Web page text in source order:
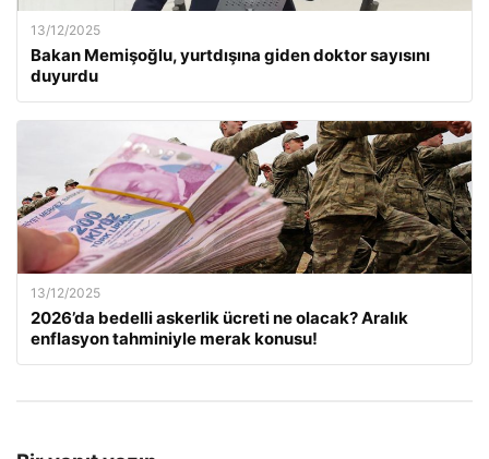
13/12/2025
Bakan Memişoğlu, yurtdışına giden doktor sayısını
duyurdu
13/12/2025
2026’da bedelli askerlik ücreti ne olacak? Aralık
enflasyon tahminiyle merak konusu!